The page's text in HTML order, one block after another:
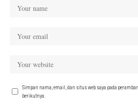
Simpan nama, email, dan situs web saya pada
berikutnya.